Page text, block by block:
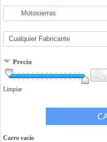
Precio
Limpiar
Carro vacío